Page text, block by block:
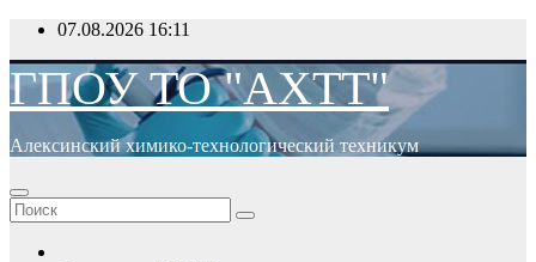
Перейти
содержимому
07.08.2026 16:11
ГПОУ ТО "АХТТ"
Алексинский химико-технологический техникум